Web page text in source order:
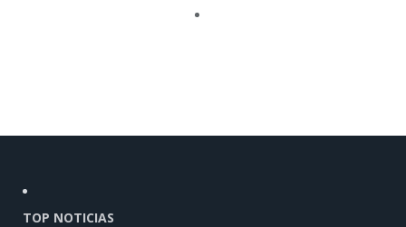
TOP NOTICIAS